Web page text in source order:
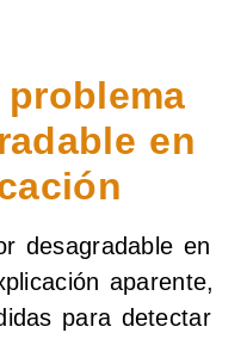
en
desagradable en
aparente,
para detectar